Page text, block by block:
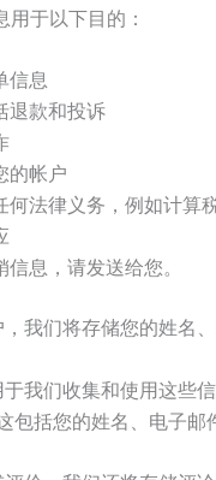
于以下目的：
信息
退款和投诉
的帐户
法律义务，例如计算税
息，请发送给您。
我们将存储您的姓名
我们收集和使用这些
包括您的姓名、电子邮